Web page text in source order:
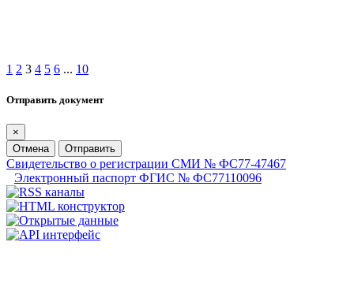
1 2 3 4 5 6 ... 10
Отправить документ
×
Отмена
Отправить
Свидетельство о регистрации СМИ № ФС77-47467
Электронный паспорт ФГИС № ФС77110096